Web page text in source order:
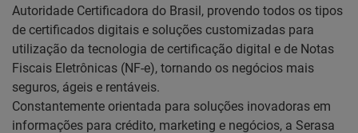
Autoridade Certificadora do Brasil, provendo todos os tipos
de certificados digitais e soluções customizadas para
utilização da tecnologia de certificação digital e de Notas
Fiscais Eletrônicas (NF-e), tornando os negócios mais
seguros, ágeis e rentáveis.
Constantemente orientada para soluções inovadoras em
informações para crédito, marketing e negócios, a Serasa